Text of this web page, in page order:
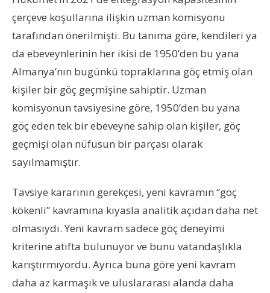
çerçeve koşullarına ilişkin uzman komisyonu
tarafından önerilmişti. Bu tanıma göre, kendileri ya
da ebeveynlerinin her ikisi de 1950’den bu yana
Almanya’nın bugünkü topraklarına göç etmiş olan
kişiler bir göç geçmişine sahiptir. Uzman
komisyonun tavsiyesine göre, 1950’den bu yana
göç eden tek bir ebeveyne sahip olan kişiler, göç
geçmişi olan nüfusun bir parçası olarak
sayılmamıştır.
Tavsiye kararının gerekçesi, yeni kavramın “göç
kökenli” kavramına kıyasla analitik açıdan daha net
olmasıydı. Yeni kavram sadece göç deneyimi
kriterine atıfta bulunuyor ve bunu vatandaşlıkla
karıştırmıyordu. Ayrıca buna göre yeni kavram
daha az karmaşık ve uluslararası alanda daha